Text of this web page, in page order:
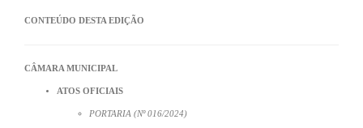
CONTEÚDO DESTA EDIÇÃO
CÂMARA MUNICIPAL
ATOS OFICIAIS
PORTARIA (Nº 016/2024)